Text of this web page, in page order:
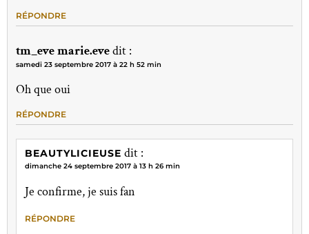
RÉPONDRE
tm_eve marie.evedit :
samedi 23 septembre 2017 à 22 h 52 min
Oh que oui
RÉPONDRE
BEAUTYLICIEUSE dit :
dimanche 24 septembre 2017 à 13 h 26 min
Je confirme, je suis fan
RÉPONDRE